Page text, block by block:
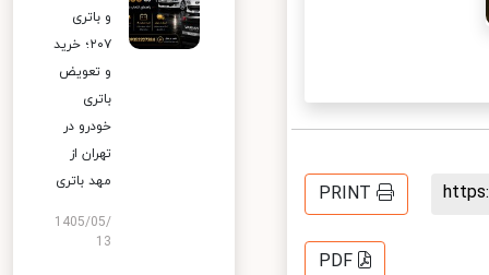
PRINT
PDF
و باتری
۲۰۷؛ خرید
و تعویض
باتری
خودرو در
تهران از
مهد باتری
1405/05/
13